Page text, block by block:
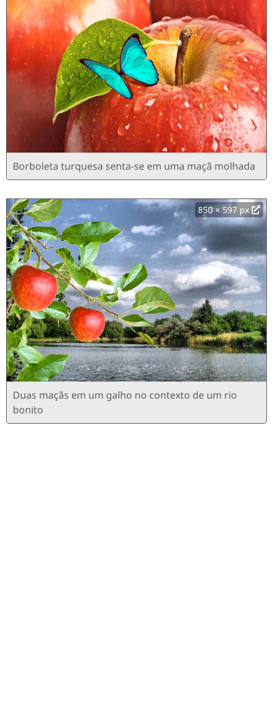
Borboleta turquesa senta-se em uma maçã molhada
850 × 597 px
Duas maçãs em um galho no contexto de um rio
bonito